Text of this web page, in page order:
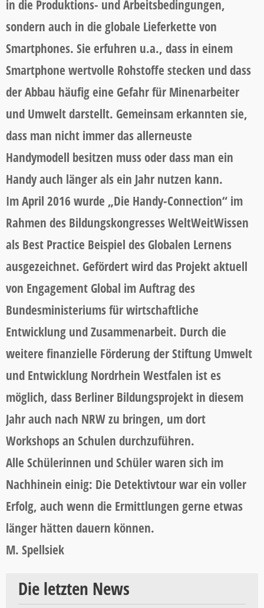
in die Produktions- und Arbeitsbedingungen,
sondern auch in die globale Lieferkette von
Smartphones. Sie erfuhren u.a., dass in einem
Smartphone wertvolle Rohstoffe stecken und dass
der Abbau häufig eine Gefahr für Minenarbeiter
und Umwelt darstellt. Gemeinsam erkannten sie,
dass man nicht immer das allerneuste
Handymodell besitzen muss oder dass man ein
Handy auch länger als ein Jahr nutzen kann.
Im April 2016 wurde „Die Handy-Connection“ im
Rahmen des Bildungskongresses WeltWeitWissen
als Best Practice Beispiel des Globalen Lernens
ausgezeichnet. Gefördert wird das Projekt aktuell
von Engagement Global im Auftrag des
Bundesministeriums für wirtschaftliche
Entwicklung und Zusammenarbeit. Durch die
weitere finanzielle Förderung der Stiftung Umwelt
und Entwicklung Nordrhein Westfalen ist es
möglich, dass Berliner Bildungsprojekt in diesem
Jahr auch nach NRW zu bringen, um dort
Workshops an Schulen durchzuführen.
Alle Schülerinnen und Schüler waren sich im
Nachhinein einig: Die Detektivtour war ein voller
Erfolg, auch wenn die Ermittlungen gerne etwas
länger hätten dauern können.
M. Spellsiek
Die letzten News